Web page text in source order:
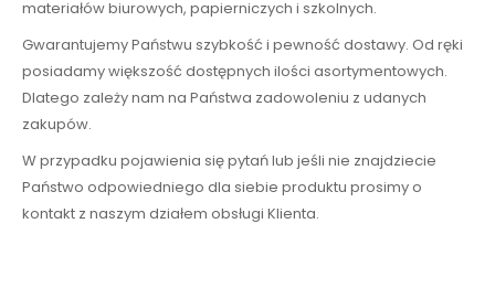
materiałów biurowych, papierniczych i szkolnych.
Gwarantujemy Państwu szybkość i pewność dostawy. Od ręki
posiadamy większość dostępnych ilości asortymentowych.
Dlatego zależy nam na Państwa zadowoleniu z udanych
zakupów.
W przypadku pojawienia się pytań lub jeśli nie znajdziecie
Państwo odpowiedniego dla siebie produktu prosimy o
kontakt z naszym działem obsługi Klienta.